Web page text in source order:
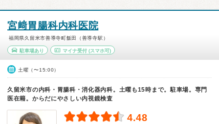
宮﨑胃腸科内科医院
福岡県久留米市善導寺町飯田（善導寺駅）
駐車場あり マイナ受付(スマホ可)
土曜（〜15:00）
久留米市の内科・胃腸科・消化器内科。土曜も15時まで。駐車場。専門
医在籍。からだにやさしい内視鏡検査
4.48